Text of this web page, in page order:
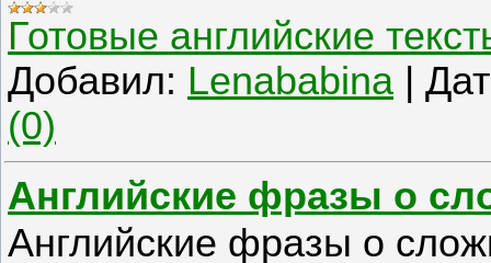
Готовые английские
Добавил: Lenababina
(0)
Английские фразы о
Английские фразы о